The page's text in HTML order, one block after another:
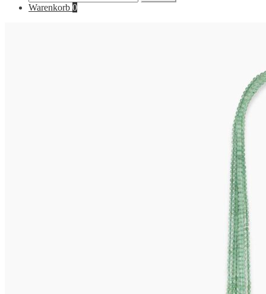
nach:
Warenkorb 0